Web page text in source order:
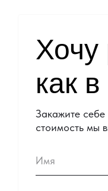
Закажите
стоимость мы
Имя
Хочу
как